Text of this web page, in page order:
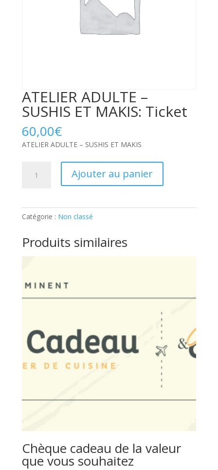
ATELIER ADULTE –
SUSHIS ET MAKIS: Ticket
60,00€
ATELIER ADULTE – SUSHIS ET MAKIS
SUSHIS
MAKIS:
Ticket
Ajouter au panier
Catégorie : Non classé
Produits similaires
Chèque cadeau de la valeur
que vous souhaitez